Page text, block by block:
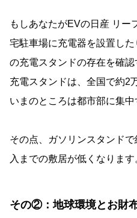
もしあなたがEVの日産 リー
宅駐車場に充電器を設置し
の充電スタンドの存在を確
充電スタンドは、全国で約2
いまのところは都市部に集中
その点、ガソリンスタンド
入までの敷居が低くなります
その②：地球環境とお財